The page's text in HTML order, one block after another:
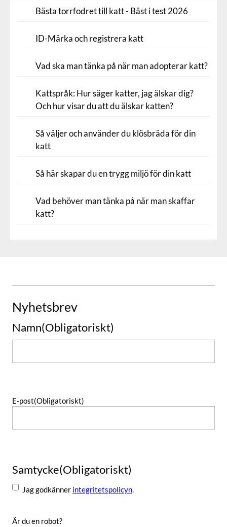
Bästa torrfodret till katt - Bäst i test 2026
ID-Märka och registrera katt
Vad ska man tänka på när man adopterar katt?
Kattspråk: Hur säger katter, jag älskar dig?
Och hur visar du att du älskar katten?
Så väljer och använder du klösbräda för din
katt
Så här skapar du en trygg miljö för din katt
Vad behöver man tänka på när man skaffar
katt?
Nyhetsbrev
Namn(Obligatoriskt)
E-post(Obligatoriskt)
Samtycke(Obligatoriskt)
Jag godkänner integritetspolicyn.
Är du en robot?